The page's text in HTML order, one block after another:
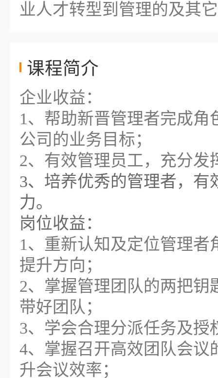
业人才转型到管理的及其
课程简介
企业收益：
1、帮助新晋管理者完成
公司的业务目标；
2、有效管理员工，充分
3、培养优秀的管理者，
岗位收益：
1、重新认知及定位管理
提升方向；
2、掌握管理团队的两把
带好团队；
3、学会合理分派任务及授
4、掌握召开高效团队会议
升会议效率；